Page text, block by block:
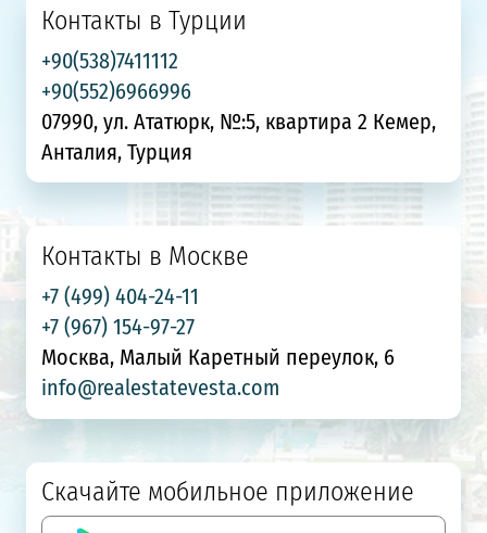
Контакты в Турции
+90(538)7411112
+90(552)6966996
07990, ул. Ататюрк, №:5, квартира 2 Кемер,
Анталия, Турция
Контакты в Москве
+7 (499) 404-24-11
+7 (967) 154-97-27
Москва, Малый Каретный переулок, 6
info@realestatevesta.com
Скачайте мобильное приложение